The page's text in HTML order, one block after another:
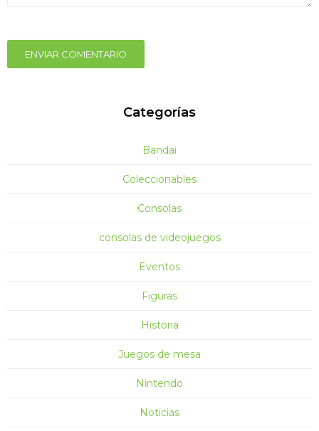
ENVIAR COMENTARIO
Categorías
Bandai
Coleccionables
Consolas
consolas de videojuegos
Eventos
Figuras
Historia
Juegos de mesa
Nintendo
Noticias